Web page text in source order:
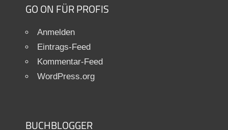
GO ON FÜR PROFIS
Anmelden
Eintrags-Feed
Kommentar-Feed
WordPress.org
BUCHBLOGGER